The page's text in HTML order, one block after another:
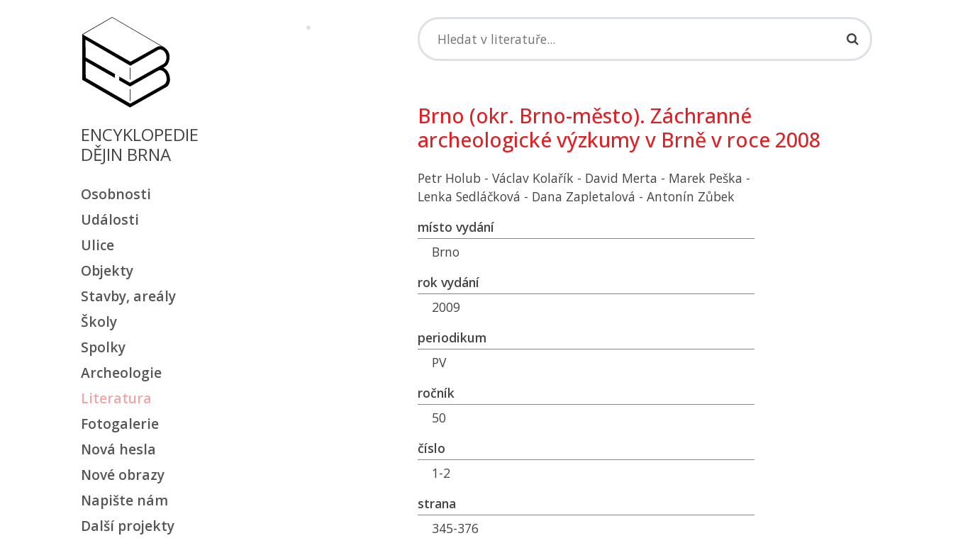
ENCYKLOPEDIE
DĚJIN BRNA
Osobnosti
Události
Ulice
Objekty
Stavby, areály
Školy
Spolky
Archeologie
Literatura
Fotogalerie
Nová hesla
Nové obrazy
Napište nám
Další projekty
Brno (okr. Brno-město). Záchranné
archeologické výzkumy v Brně v roce 2008
Petr Holub - Václav Kolařík - David Merta - Marek Peška -
Lenka Sedláčková - Dana Zapletalová - Antonín Zůbek
místo vydání
Brno
rok vydání
2009
periodikum
PV
ročník
50
číslo
1-2
strana
345-376